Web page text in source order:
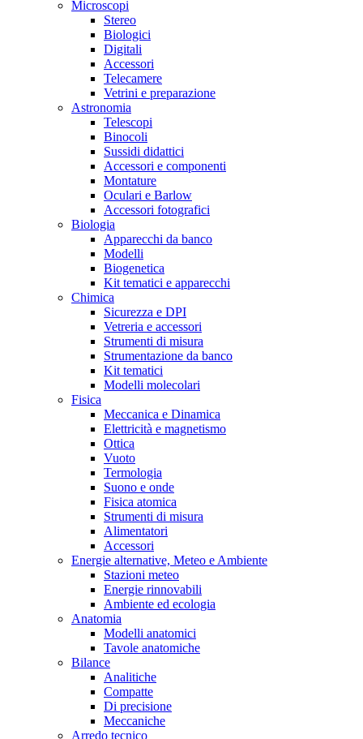
Microscopi
Stereo
Biologici
Digitali
Accessori
Telecamere
Vetrini e preparazione
Astronomia
Telescopi
Binocoli
Sussidi didattici
Accessori e componenti
Montature
Oculari e Barlow
Accessori fotografici
Biologia
Apparecchi da banco
Modelli
Biogenetica
Kit tematici e apparecchi
Chimica
Sicurezza e DPI
Vetreria e accessori
Strumenti di misura
Strumentazione da banco
Kit tematici
Modelli molecolari
Fisica
Meccanica e Dinamica
Elettricità e magnetismo
Ottica
Vuoto
Termologia
Suono e onde
Fisica atomica
Strumenti di misura
Alimentatori
Accessori
Energie alternative, Meteo e Ambiente
Stazioni meteo
Energie rinnovabili
Ambiente ed ecologia
Anatomia
Modelli anatomici
Tavole anatomiche
Bilance
Analitiche
Compatte
Di precisione
Meccaniche
Arredo tecnico